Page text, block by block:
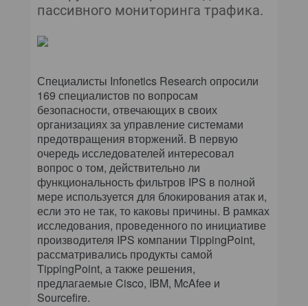
пассивного мониторинга трафика.
Специалисты Infonetics Research опросили
169 специалистов по вопросам
безопасности, отвечающих в своих
организациях за управление системами
предотвращения вторжений. В первую
очередь исследователей интересовал
вопрос о том, действительно ли
функциональность фильтров IPS в полной
мере используется для блокирования атак и,
если это не так, то каковы причины. В рамках
исследования, проведенного по инициативе
производителя IPS компании TippingPoint,
рассматривались продукты самой
TippingPoint, а также решения,
предлагаемые Cisco, IBM, McAfee и
Sourcefire.